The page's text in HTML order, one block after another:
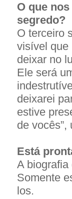
O que
segredo?
O terceiro
visível que
deixar no
Ele será
deixarei
estive
de
Está
A
Somente
los.